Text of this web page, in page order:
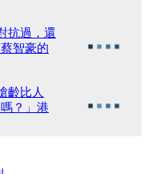
抗過，還
智豪的
齡比人
？」港